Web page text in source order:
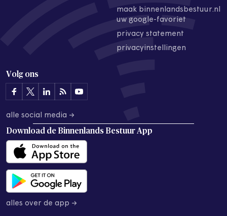
maak binnenlandsbestuur.nl
uw google-favoriet
privacy statement
privacyinstellingen
Volg ons
alle social media →
Download de Binnenlands Bestuur App
alles over de app →